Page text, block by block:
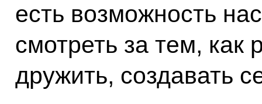
есть возможность
смотреть за тем,
дружить, создавать